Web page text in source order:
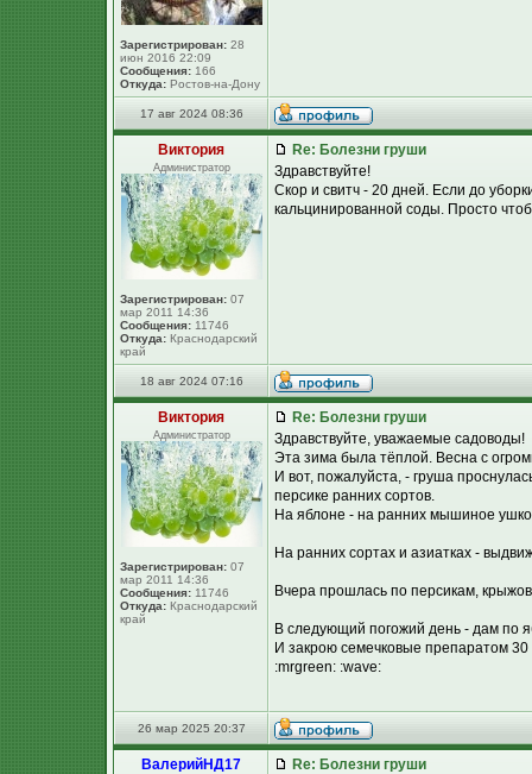
Зарегистрирован: 28
июн 2016 22:09
Сообщения: 166
Откуда: Ростов-на-Дону
17 авг 2024 08:36
Виктория
Администратор
Зарегистрирован: 07
мар 2011 14:36
Сообщения: 11746
Откуда: Краснодарский
край
Re: Болезни груши
Здравствуйте!
Скор и свитч - 20 дней. Если до
кальцинированной соды. Просто
18 авг 2024 07:16
Виктория
Администратор
Зарегистрирован: 07
мар 2011 14:36
Сообщения: 11746
Откуда: Краснодарский
край
Re: Болезни груши
Здравствуйте, уважаемые садоводы!
Эта зима была тёплой. Весна с
И вот, пожалуйста, - груша
персике ранних сортов.
На яблоне - на ранних мышиное
На ранних сортах и азиатках -
Вчера прошлась по персикам,
В следующий погожий день - дам по
И закрою семечковые препаратом
:mrgreen: :wave:
26 мар 2025 20:37
ВалерийНД17
Re: Болезни груши